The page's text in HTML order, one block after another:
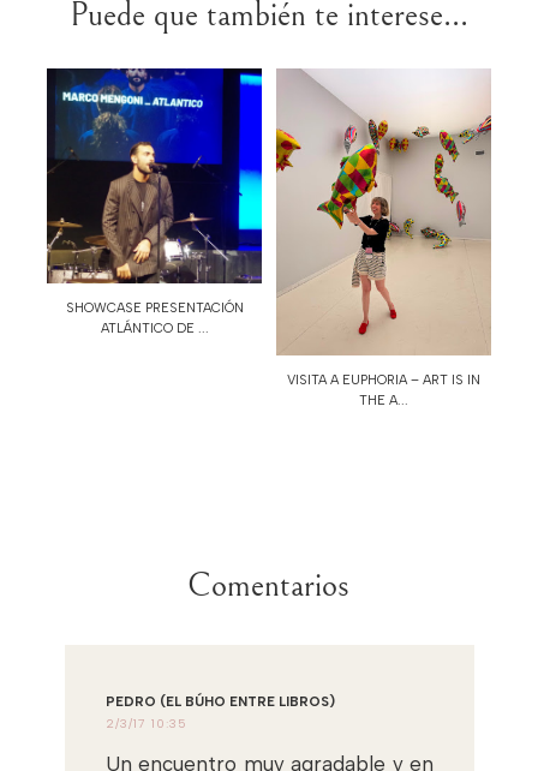
Puede que también te interese...
SHOWCASE PRESENTACIÓN
ATLÁNTICO DE ...
VISITA A EUPHORIA – ART IS IN
THE A...
Comentarios
PEDRO (EL BÚHO ENTRE LIBROS)
2/3/17 10:35
Un encuentro muy agradable y en